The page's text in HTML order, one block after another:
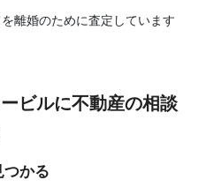
離婚のために査定しています
ビルに不動産の相談
かる